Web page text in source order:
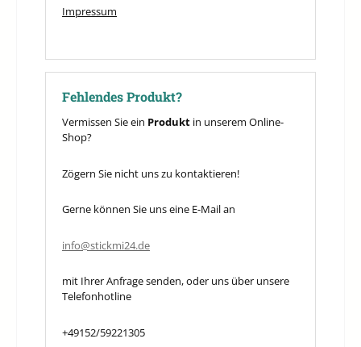
Impressum
Fehlendes Produkt?
Vermissen Sie ein Produkt in unserem Online-
Shop?
Zögern Sie nicht uns zu kontaktieren!
Gerne können Sie uns eine E-Mail an
info@stickmi24.de
mit Ihrer Anfrage senden, oder uns über unsere
Telefonhotline
+49152/59221305